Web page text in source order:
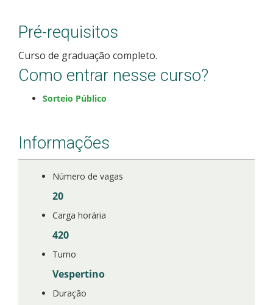
Pré-requisitos
Curso de graduação completo.
Como entrar nesse curso?
Sorteio Público
Informações
Número de vagas
20
Carga horária
420
Turno
Vespertino
Duração